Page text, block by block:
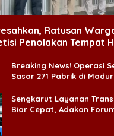
Ratusan
Penolakan Tempat
Breaking News! Operasi
Sasar 271 Pabrik di
Sengkarut Layanan
Biar Cepat, Adakan